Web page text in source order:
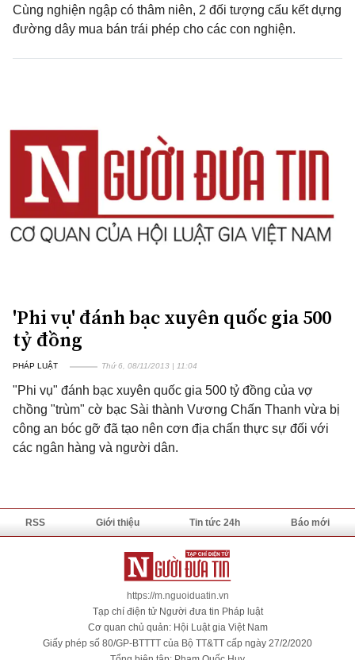
Cùng nghiện ngập có thâm niên, 2 đối tượng cấu kết dựng
đường dây mua bán trái phép cho các con nghiện.
'Phi vụ' đánh bạc xuyên quốc gia 500
tỷ đồng
PHÁP LUẬT Thứ 6, 08/11/2013 | 11:04
"Phi vụ" đánh bạc xuyên quốc gia 500 tỷ đồng của vợ
chồng "trùm" cờ bạc Sài thành Vương Chấn Thanh vừa bị
công an bóc gỡ đã tạo nên cơn địa chấn thực sự đối với
các ngân hàng và người dân.
RSS Giới thiệu Tin tức 24h Báo mới
https://m.nguoiduatin.vn
Tạp chí điện tử Người đưa tin Pháp luật
Cơ quan chủ quản: Hội Luật gia Việt Nam
Giấy phép số 80/GP-BTTTT của Bộ TT&TT cấp ngày 27/2/2020